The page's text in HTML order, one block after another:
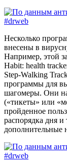
Несколько
внесены в
Например, этой
Habit: health
Step-Walking
программы для
шагомеры. Они
(«тикеты» или
пройденное
распорядка дня и
дополнительные